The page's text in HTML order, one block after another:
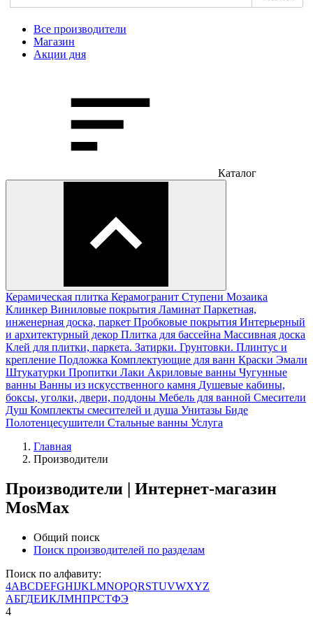
Все производители
Магазин
Акции дня
Каталог
Керамическая плитка Керамогранит Ступени Мозаика
Клинкер Виниловые покрытия Ламинат Паркетная,
инженерная доска, паркет Пробковые покрытия Интерьерный
и архитектурный декор Плитка для бассейна Массивная доска
Клей для плитки, паркета. Затирки. Грунтовки. Плинтус и
крепление Подложка Комплектующие для ванн Краски Эмали
Штукатурки Пропитки Лаки Акриловые ванны Чугунные
ванны Ванны из искусственного камня Душевые кабины,
боксы, уголки, двери, поддоны Мебель для ванной Смесители
Душ Комплекты смесителей и душа Унитазы Биде
Полотенцесушители Стальные ванны Услуга
Главная
Производители
Производители | Интернет-магазин
MosMax
Общий поиск
Поиск производителей по разделам
Поиск по алфавиту:
4ABCDEFGHIJKLMNOPQRSTUVWXYZ
АБГДЕИКЛМНПРСТФЭ
4